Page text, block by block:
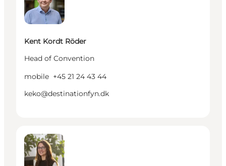
Kent Kordt Röder
Head of Convention
mobile +45 21 24 43 44
keko@destinationfyn.dk